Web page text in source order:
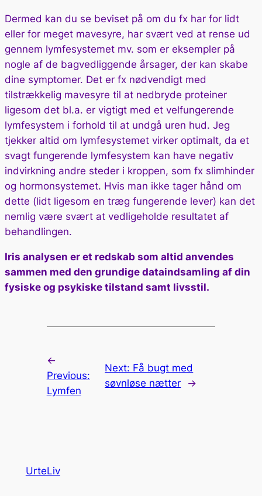
Dermed kan du se beviset på om du fx har for lidt
eller for meget mavesyre, har svært ved at rense ud
gennem lymfesystemet mv. som er eksempler på
nogle af de bagvedliggende årsager, der kan skabe
dine symptomer. Det er fx nødvendigt med
tilstrækkelig mavesyre til at nedbryde proteiner
ligesom det bl.a. er vigtigt med et velfungerende
lymfesystem i forhold til at undgå uren hud. Jeg
tjekker altid om lymfesystemet virker optimalt, da et
svagt fungerende lymfesystem kan have negativ
indvirkning andre steder i kroppen, som fx slimhinder
og hormonsystemet. Hvis man ikke tager hånd om
dette (lidt ligesom en træg fungerende lever) kan det
nemlig være svært at vedligeholde resultatet af
behandlingen.
Iris analysen er et redskab som altid anvendes
sammen med den grundige dataindsamling af din
fysiske og psykiske tilstand samt livsstil.
←
Previous:
Lymfen
Next: Få bugt med
søvnløse nætter
→
UrteLiv